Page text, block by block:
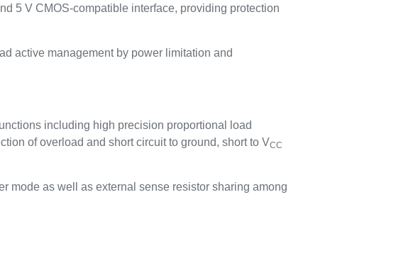
5 V CMOS-compatible interface, providing protection
active management by power limitation and
including high precision proportional load
of overload and short circuit to ground, short to VCC
mode as well as external sense resistor sharing among